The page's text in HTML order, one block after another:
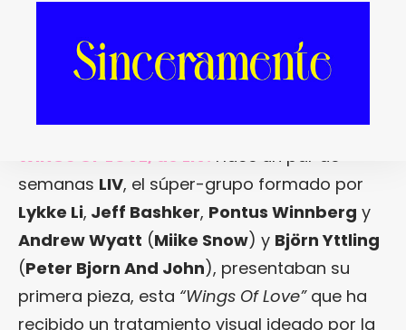
WINGS OF LOVE, de LIV. Hace un par de
semanas LIV, el súper-grupo formado por
Lykke Li, Jeff Bashker, Pontus Winnberg y
Andrew Wyatt (Miike Snow) y Björn Yttling
(Peter Bjorn And John), presentaban su
primera pieza, esta “Wings Of Love”que ha
recibido un tratamiento visual ideado por la